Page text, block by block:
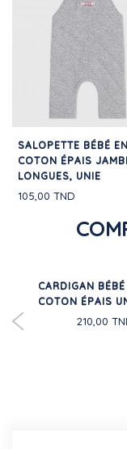
SALOPETTE BÉBÉ EN
COTON ÉPAIS
LONGUES, UNIE
105,00 TND
CARDIGAN BÉBÉ
COTON ÉPAIS
210,00